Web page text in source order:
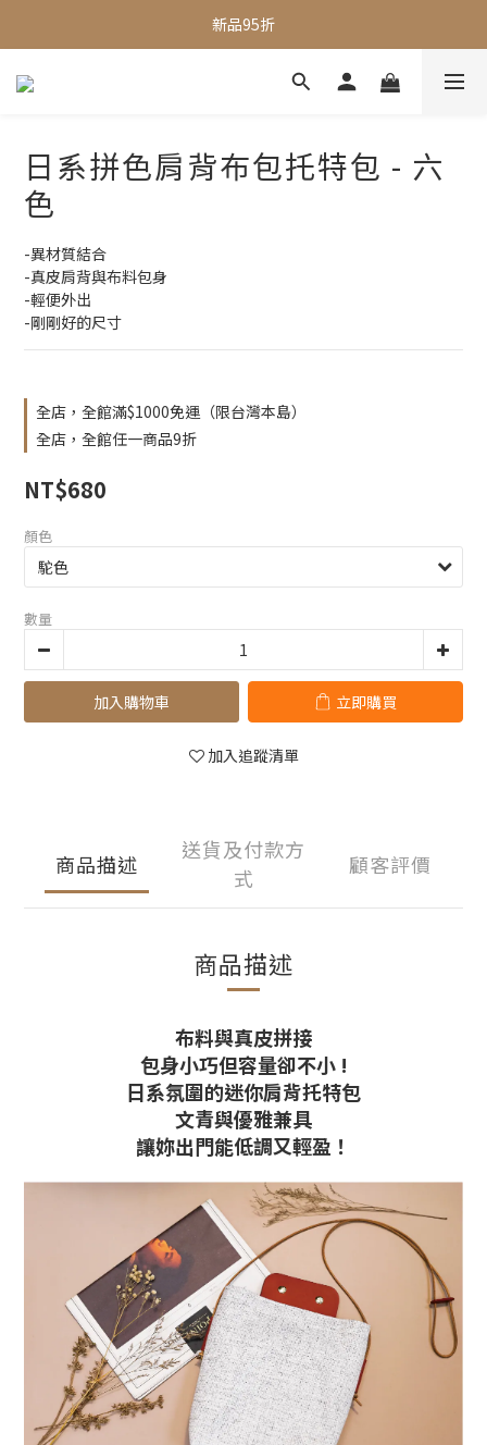
全館滿$1000即享免運
全館滿$1000即享免運
日系拼色肩背布包托特包 - 六
色
-異材質結合
-真皮肩背與布料包身
-輕便外出
-剛剛好的尺寸
全店，全館滿$1000免運（限台灣本島）
全店，全館任一商品9折
NT$680
顏色
數量
加入購物車 立即購買
加入追蹤清單
商品描述
送貨及付款方
式
顧客評價
商品描述
布料與真皮拼接
包身小巧但容量卻不小 !
日系氛圍的迷你肩背托特包
文青與優雅兼具
讓妳出門能低調又輕盈！